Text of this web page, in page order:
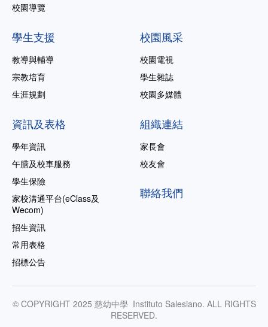
校園導覽
學生支援
教導與輔導
宗教培育
生涯規劃
校園風采
校園電視
學生雜誌
校園多媒體
資訊及表格
學年資訊
午膳及校車服務
學生保險
家校溝通平台(eClass及
Wecom)
招生資訊
常用表格
招標公告
組織連結
家長會
校友會
聯絡我們
© COPYRIGHT 2025 慈幼中學 Instituto Salesiano. ALL RIGHTS
RESERVED.